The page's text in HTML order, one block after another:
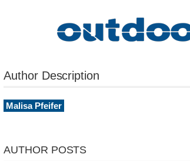
Author Description
Malisa Pfeifer
AUTHOR POSTS